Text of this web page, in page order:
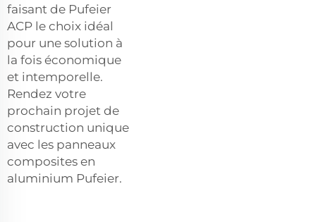
faisant de Pufeier
ACP le choix idéal
pour une solution à
la fois économique
et intemporelle.
Rendez votre
prochain projet de
construction unique
avec les panneaux
composites en
aluminium Pufeier.